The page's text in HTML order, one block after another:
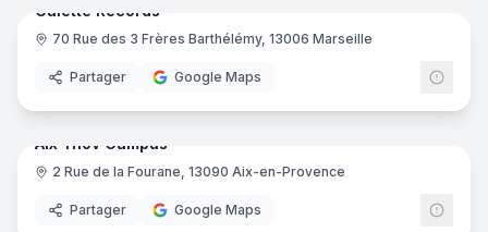
Magasin d'instruments de musique
Galette Records
70 Rue des 3 Frères Barthélémy, 13006 Marseille
Partager Google Maps
Enseignement Supérieur
66
Aix Ynov Campus
2 Rue de la Fourane, 13090 Aix-en-Provence
Partager Google Maps